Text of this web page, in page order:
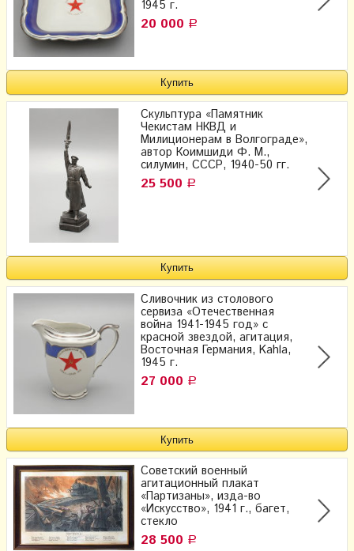
1945 г.
20 000 Р
Скульптура «Памятник
Чекистам НКВД и
Милиционерам в Волгограде»,
автор Коимшиди Ф. М.,
силумин, СССР, 1940-50 гг.
25 500 Р
Сливочник из столового
сервиза «Отечественная
война 1941-1945 год» с
красной звездой, агитация,
Восточная Германия, Kahla,
1945 г.
27 000 Р
Советский военный
агитационный плакат
«Партизаны», изда-во
«Искусство», 1941 г., багет,
стекло
28 500 Р